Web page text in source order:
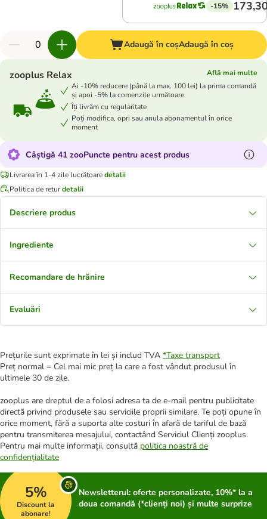
-15%
Adaugă în coșAdaugă în coș
zooplus Relax
Află mai multe
Ai -10% reducere (până la max. 100 lei) la prima comandă
și apoi -5% la comenzile următoare
Îți livrăm cu regularitate
Poți modifica, opri sau anula abonamentul în orice
moment
Câștigă 41 zooPuncte pentru acest produs
Livrarea în 1-4 zile lucrătoaredetalii
Politica de returdetalii
Descriere produs
Ingrediente
Recomandare de hrănire
Evaluări
Prețurile sunt exprimate în lei și includ TVA *Taxe transport
Preț normal = Cel mai mic preț la care a fost vândut produsul în
ultimele 30 de zile.
zooplus are dreptul de a folosi adresa ta de e-mail pentru publicitate
directă privind produsele sau serviciile proprii similare. Te poți opune în
orice moment, fără a suporta alte costuri în afară de tariful de bază
pentru transmiterea mesajului, contactând Serviciul Clienți zooplus.
Pentru mai multe informații, consultă politica noastră de
confidențialitate
5%
Discount la
abonare!
Newsletterul: oferte personalizate, 10%* la a
doua comandă (*clienți noi) și multe surprize